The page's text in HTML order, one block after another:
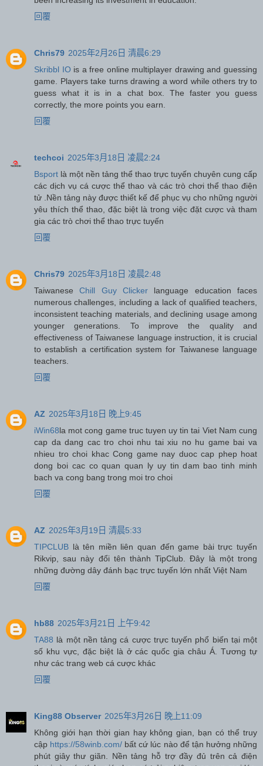
回覆
Chris79 2025年2月26日 清晨6:29
Skribbl IOis a free online multiplayer drawing and guessing
game. Players take turns drawing a word while others try to
guess what it is in a chat box. The faster you guess
correctly, the more points you earn.
回覆
techcoi 2025年3月18日 凌晨2:24
Bsport là một nền tảng thể thao trực tuyến chuyên cung cấp
các dịch vụ cá cược thể thao và các trò chơi thể thao điện
tử .Nền tảng này được thiết kế để phục vụ cho những người
yêu thích thể thao, đặc biệt là trong việc đặt cược và tham
gia các trò chơi thể thao trực tuyến
回覆
Chris79 2025年3月18日 凌晨2:48
TaiwaneseChill Guy Clicker language education faces
numerous challenges, including a lack of qualified teachers,
inconsistent teaching materials, and declining usage among
younger generations. To improve the quality and
effectiveness of Taiwanese language instruction, it is crucial
to establish a certification system for Taiwanese language
teachers.
回覆
AZ 2025年3月18日 晚上9:45
iWin68la mot cong game truc tuyen uy tin tai Viet Nam cung
cap da dang cac tro choi nhu tai xiu no hu game bai va
nhieu tro choi khac Cong game nay duoc cap phep hoat
dong boi cac co quan quan ly uy tin dam bao tinh minh
bach va cong bang trong moi tro choi
回覆
AZ 2025年3月19日 清晨5:33
TIPCLUB là tên miền liên quan đến game bài trực tuyến
Rikvip, sau này đổi tên thành TipClub. Đây là một trong
những đường dây đánh bạc trực tuyến lớn nhất Việt Nam
回覆
hb88 2025年3月21日 上午9:42
TA88 là một nền tảng cá cược trực tuyến phổ biến tại một
số khu vực, đặc biệt là ở các quốc gia châu Á. Tương tự
như các trang web cá cược khác
回覆
King88 Observer 2025年3月26日 晚上11:09
Không giới hạn thời gian hay không gian, bạn có thể truy
cập https://58winb.com/ bất cứ lúc nào để tận hưởng những
phút giây thư giãn. Nền tảng hỗ trợ đầy đủ trên cả điện